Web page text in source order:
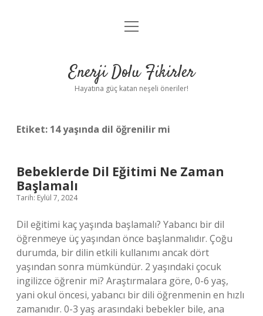
Anasayfa
Yasal Uyarı
menüyü
Enerji Dolu Fikirler
Hayatına güç katan neşeli öneriler!
Etiket: 14 yaşında dil öğrenilir mi
Bebeklerde Dil Eğitimi Ne Zaman
Başlamalı
Tarih: Eylül 7, 2024
Dil eğitimi kaç yaşında başlamalı? Yabancı bir dil
öğrenmeye üç yaşından önce başlanmalıdır. Çoğu
durumda, bir dilin etkili kullanımı ancak dört
yaşından sonra mümkündür. 2 yaşındaki çocuk
ingilizce öğrenir mi? Araştırmalara göre, 0-6 yaş,
yani okul öncesi, yabancı bir dili öğrenmenin en hızlı
zamanıdır. 0-3 yaş arasındaki bebekler bile, ana